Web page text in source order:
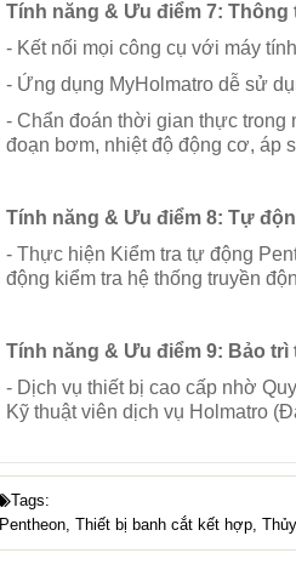
Tính năng & Ưu điểm 7: Thông
- Kết nối mọi công cụ với máy
- Ứng dụng MyHolmatro dễ sử
- Chẩn đoán thời gian thực trong
đoạn bơm, nhiệt độ động cơ, áp
Tính năng & Ưu điểm 8: Tự
- Thực hiện Kiểm tra tự động
động kiểm tra hệ thống truyền
Tính năng & Ưu điểm 9: Bảo trì
- Dịch vụ thiết bị cao cấp nhờ
Kỹ thuật viên dịch vụ Holmatro
Tags:
Pentheon, Thiết bị banh cắt kết hợp,